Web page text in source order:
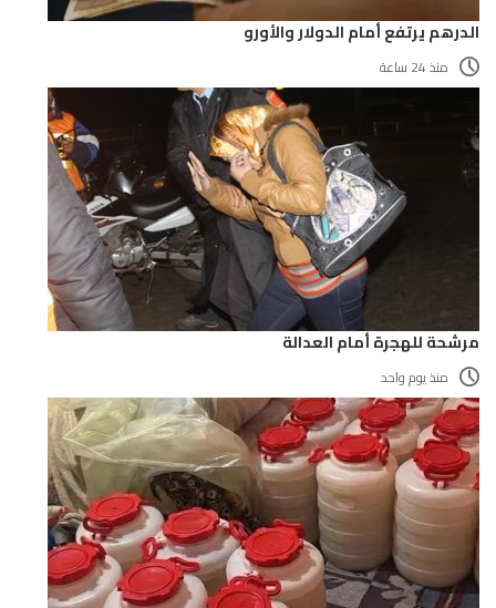
الدرهم يرتفع أمام الدولار والأورو
منذ 24 ساعة
مرشحة للهجرة أمام العدالة
منذ يوم واحد